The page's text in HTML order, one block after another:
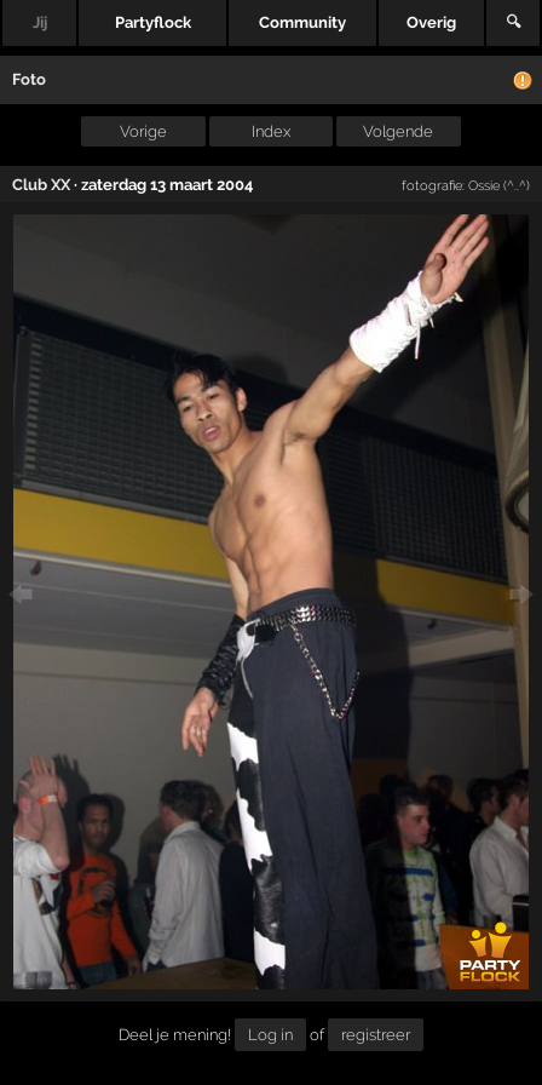
Jij Partyflock Community Overig 🔍
Foto
Vorige Index Volgende
Club XX ·zaterdag 13 maart 2004 fotografie: Ossie (^..^)
Deel je mening! Log in of registreer